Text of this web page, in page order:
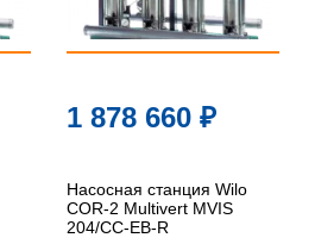
1 878 660 ₽
Насосная станция Wilo
COR-2 Multivert MVIS
204/CC-EB-R